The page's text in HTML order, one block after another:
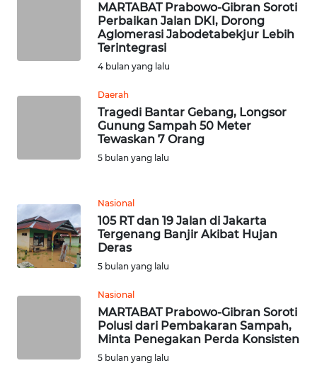
MARTABAT Prabowo-Gibran Soroti
Perbaikan Jalan DKI, Dorong
Aglomerasi Jabodetabekjur Lebih
Terintegrasi
4 bulan yang lalu
Daerah
Tragedi Bantar Gebang, Longsor
Gunung Sampah 50 Meter
Tewaskan 7 Orang
5 bulan yang lalu
Nasional
105 RT dan 19 Jalan di Jakarta
Tergenang Banjir Akibat Hujan
Deras
5 bulan yang lalu
Nasional
MARTABAT Prabowo-Gibran Soroti
Polusi dari Pembakaran Sampah,
Minta Penegakan Perda Konsisten
5 bulan yang lalu
SERAMBI
SULTRA
WN
NTB
WN
SULBAR